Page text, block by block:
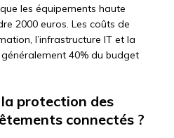
les équipements haute
2000 euros. Les coûts de
l’infrastructure IT et la
40% du budget
protection des
connectés ?